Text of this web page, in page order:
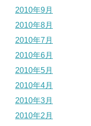
2010年9月
2010年8月
2010年7月
2010年6月
2010年5月
2010年4月
2010年3月
2010年2月